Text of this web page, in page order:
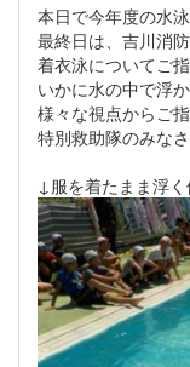
本日で今年度の水
最終日は、吉川消
着衣泳についてご
いかに水の中で浮
様々な視点からご
特別救助隊のみな
↓服を着たまま浮く